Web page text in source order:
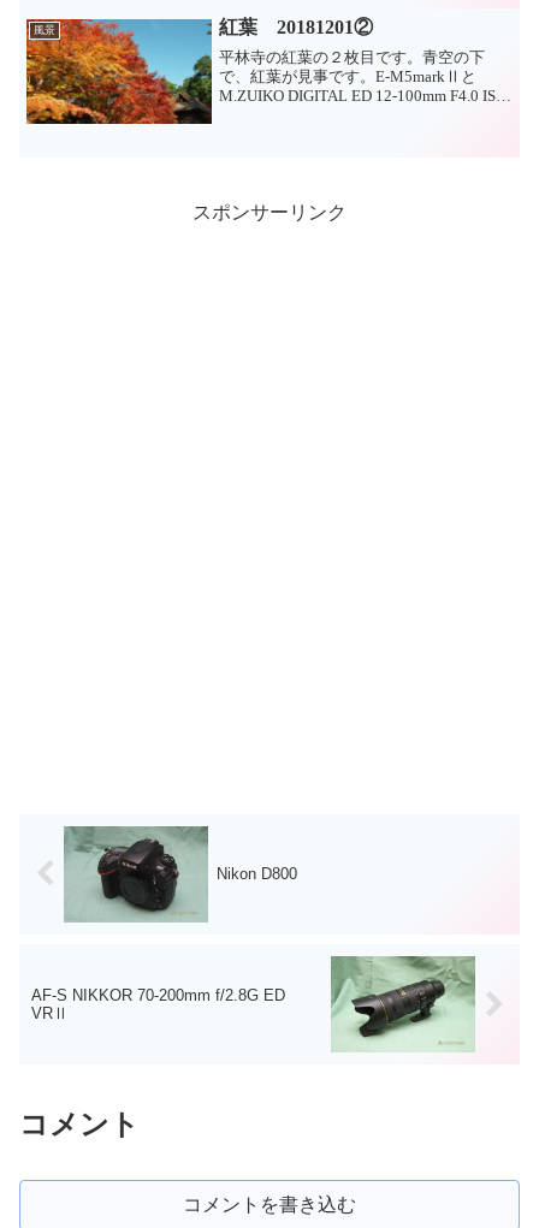
風景 紅葉 20181201②
平林寺の紅葉の２枚目です。青空の下
で、紅葉が見事です。E-M5markⅡと
M.ZUIKO DIGITAL ED 12-100mm F4.0 IS
スポンサーリンク
Nikon D800
AF-S NIKKOR 70-200mm f/2.8G ED
VRⅡ
コメント
コメントを書き込む